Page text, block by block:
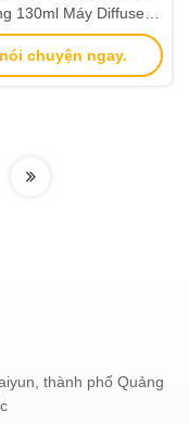
130ml Máy Diffuser
mùi dầu
nói chuyện ngay.
thành phố Quảng